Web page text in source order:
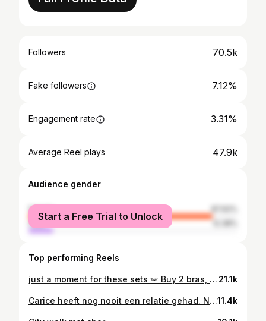
Followers 70.5k
Fake followers 7.12%
Engagement rate 3.31%
Average Reel plays 47.9k
Audience gender
female
87.62%
male
12.38%
Start a Free Trial to Unlock
Top performing Reels
just a moment for these sets 🪽 Buy 2 bras, get the 3rd free Plus, the 2nd one is 50% off Also valid on bodys! #hunkemoller #foreverywomaninyou @hunkemoller ad 21.1k
Carice heeft nog nooit een relatie gehad. Niet bewust; het is er gewoon nooit van gekomen. Vaak vindt ze dat dikke prima, maar soms voelt het toch alsof de tijd tikt. Ze vertelt erover aan LINDA.meiden. “Nu ik twintig ben – I know, ik ben nog piepjong – denk ik weleens: wil ik dit eigenlijk wel, single zijn? Ik vind mijn leven geweldig zoals het nu is. Ik kan doen wat ik wil, hoef niemand te appen waar ik ben en kan om vijf uur ’s nachts een kapsalon naar binnen schuiven zonder uitleg. Maar het lijkt me heerlijk om samen met iemand op de bank te ploffen. Om een leuke relatie te hebben. Het heeft twee kanten.” Het hele interview met Carice lees je via link in bio.11.4k